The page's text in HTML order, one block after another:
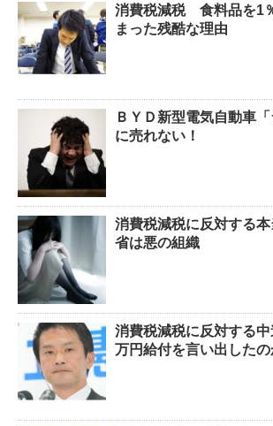
消費税減税 食料品を1
まった残酷な理由
ＢＹＤ新型電気自動車
に売れない！
消費税減税に反対する
省は悪の組織
消費税減税に反対する
万円給付を言い出したの